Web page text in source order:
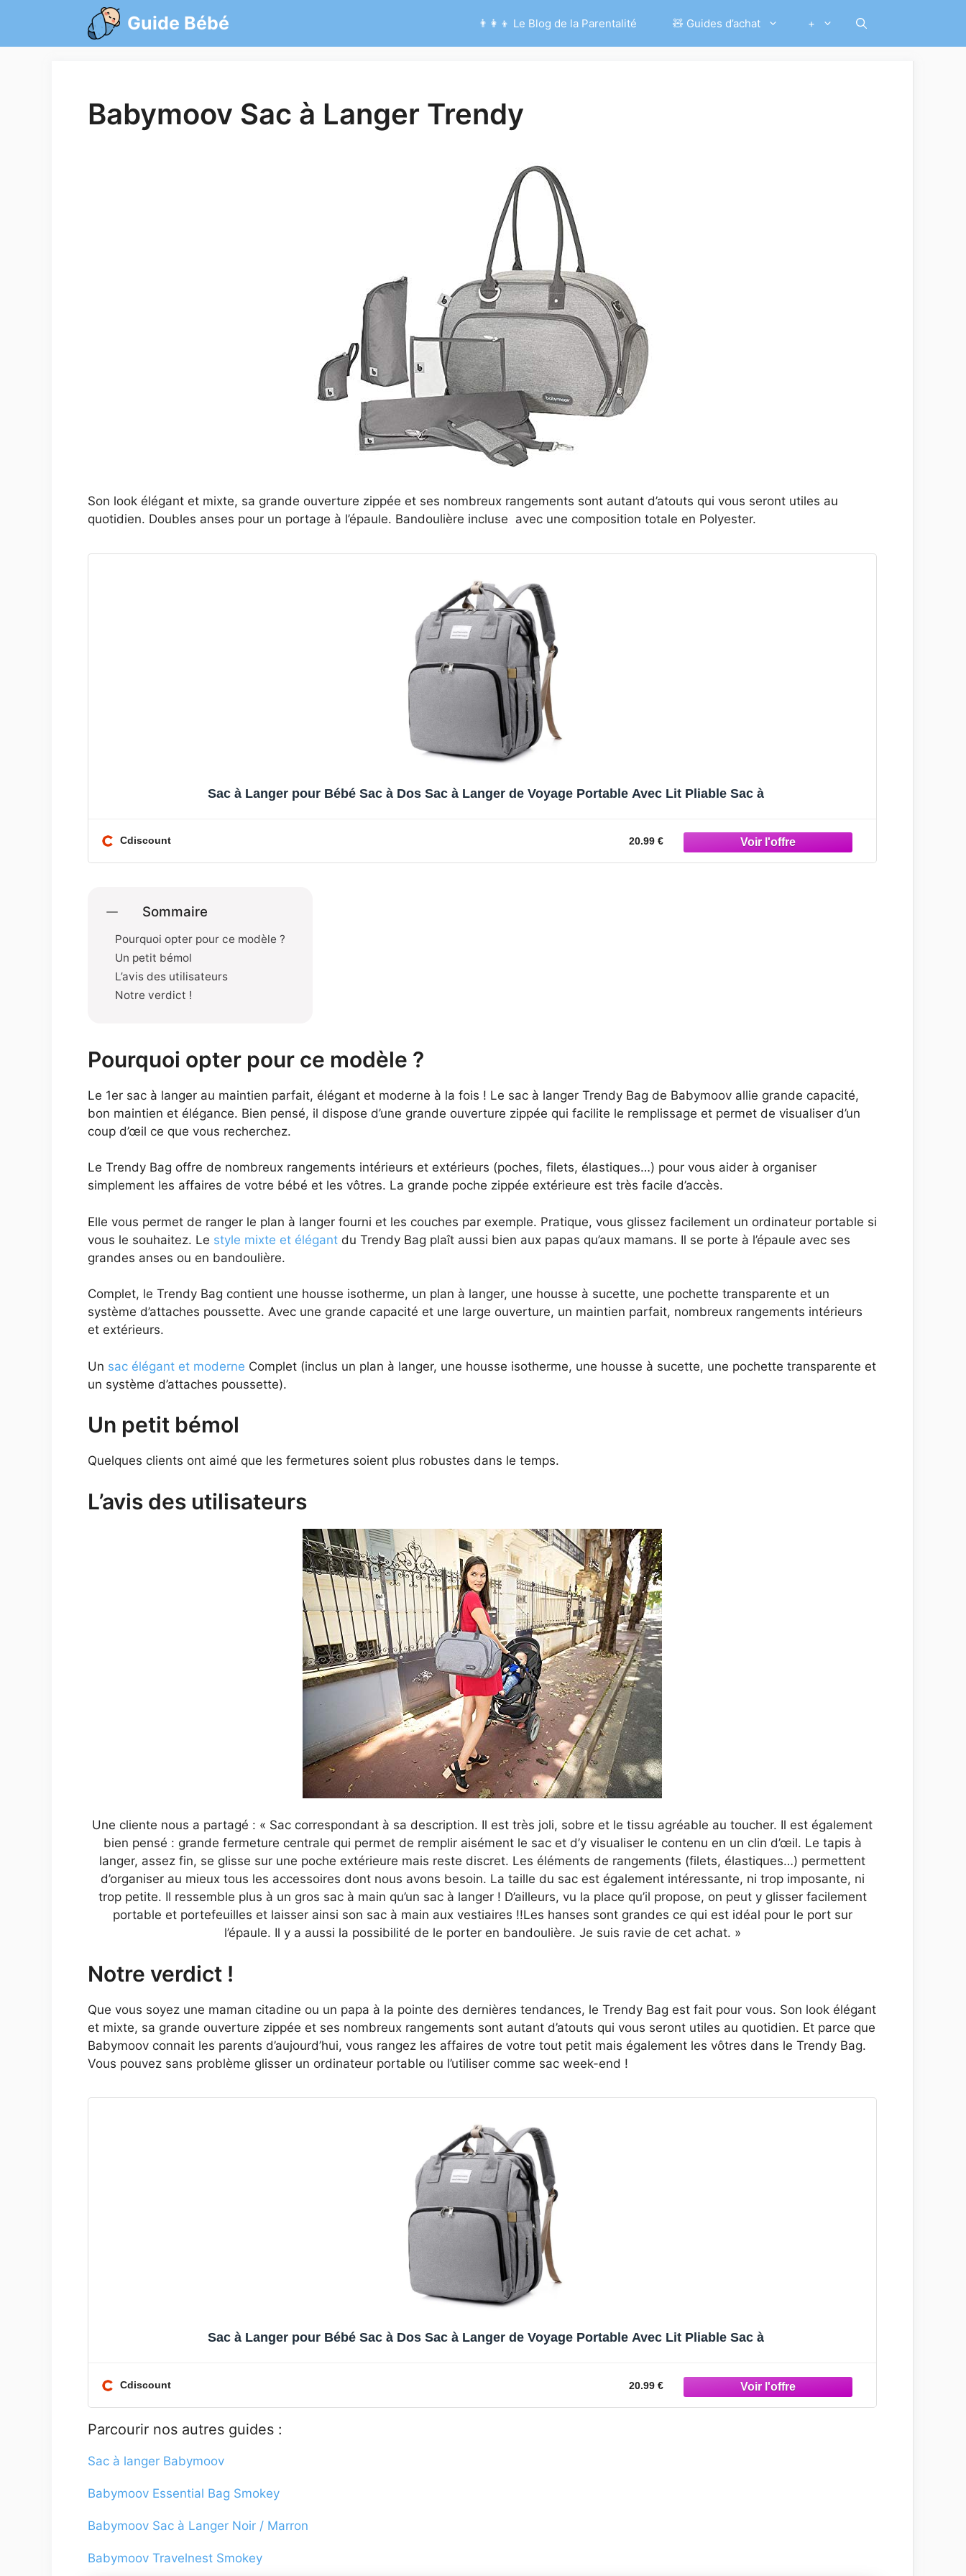
contenu
Guide Bébé 👨‍👩‍👦 Le Blog de la Parentalité 🧸 Guides d’achat +
Babymoov Sac à Langer Trendy
Son look élégant et mixte, sa grande ouverture zippée et ses nombreux rangements sont autant d’atouts qui vous seront utiles au
quotidien. Doubles anses pour un portage à l’épaule. Bandoulière incluse avec une composition totale en Polyester.
Sac à Langer pour Bébé Sac à Dos Sac à Langer de Voyage Portable Avec Lit Pliable Sac à
Cdiscount 20.99 €
Sommaire
Pourquoi opter pour ce modèle ?
Un petit bémol
L’avis des utilisateurs
Notre verdict !
Pourquoi opter pour ce modèle ?
Le 1er sac à langer au maintien parfait, élégant et moderne à la fois ! Le sac à langer Trendy Bag de Babymoov allie grande capacité,
bon maintien et élégance. Bien pensé, il dispose d’une grande ouverture zippée qui facilite le remplissage et permet de visualiser d’un
coup d’œil ce que vous recherchez.
Le Trendy Bag offre de nombreux rangements intérieurs et extérieurs (poches, filets, élastiques…) pour vous aider à organiser
simplement les affaires de votre bébé et les vôtres. La grande poche zippée extérieure est très facile d’accès.
Elle vous permet de ranger le plan à langer fourni et les couches par exemple. Pratique, vous glissez facilement un ordinateur portable si
vous le souhaitez. Le style mixte et élégant du Trendy Bag plaît aussi bien aux papas qu’aux mamans. Il se porte à l’épaule avec ses
grandes anses ou en bandoulière.
Complet, le Trendy Bag contient une housse isotherme, un plan à langer, une housse à sucette, une pochette transparente et un
système d’attaches poussette. Avec une grande capacité et une large ouverture, un maintien parfait, nombreux rangements intérieurs
et extérieurs.
Un sac élégant et moderne Complet (inclus un plan à langer, une housse isotherme, une housse à sucette, une pochette transparente et
un système d’attaches poussette).
Un petit bémol
Quelques clients ont aimé que les fermetures soient plus robustes dans le temps.
L’avis des utilisateurs
Une cliente nous a partagé : « Sac correspondant à sa description. Il est très joli, sobre et le tissu agréable au toucher. Il est également
bien pensé : grande fermeture centrale qui permet de remplir aisément le sac et d’y visualiser le contenu en un clin d’œil. Le tapis à
langer, assez fin, se glisse sur une poche extérieure mais reste discret. Les éléments de rangements (filets, élastiques…) permettent
d’organiser au mieux tous les accessoires dont nous avons besoin. La taille du sac est également intéressante, ni trop imposante, ni
trop petite. Il ressemble plus à un gros sac à main qu’un sac à langer ! D’ailleurs, vu la place qu’il propose, on peut y glisser facilement
portable et portefeuilles et laisser ainsi son sac à main aux vestiaires !!Les hanses sont grandes ce qui est idéal pour le port sur
l’épaule. Il y a aussi la possibilité de le porter en bandoulière. Je suis ravie de cet achat. »
Notre verdict !
Que vous soyez une maman citadine ou un papa à la pointe des dernières tendances, le Trendy Bag est fait pour vous. Son look élégant
et mixte, sa grande ouverture zippée et ses nombreux rangements sont autant d’atouts qui vous seront utiles au quotidien. Et parce que
Babymoov connait les parents d’aujourd’hui, vous rangez les affaires de votre tout petit mais également les vôtres dans le Trendy Bag.
Vous pouvez sans problème glisser un ordinateur portable ou l’utiliser comme sac week-end !
Sac à Langer pour Bébé Sac à Dos Sac à Langer de Voyage Portable Avec Lit Pliable Sac à
Cdiscount 20.99 €
Parcourir nos autres guides :
Sac à langer Babymoov
Babymoov Essential Bag Smokey
Babymoov Sac à Langer Noir / Marron
Babymoov Travelnest Smokey